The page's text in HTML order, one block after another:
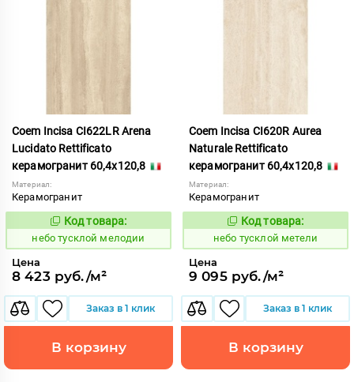
Coem Incisa CI622LR Arena
Lucidato Rettificato
керамогранит 60,4x120,8
Материал:
Керамогранит
1122673
Код товара:
небо тусклой мелодии
Цена
8 423 руб./м²
Заказ в 1 клик
В корзину
Coem Incisa CI620R Aurea
Naturale Rettificato
керамогранит 60,4x120,8
Материал:
Керамогранит
1122675
Код товара:
небо тусклой метели
Цена
9 095 руб./м²
Заказ в 1 клик
В корзину